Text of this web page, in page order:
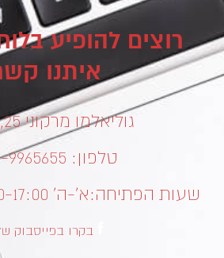
רוצים להופיע
איתנו
גוליאלמו מרקוני 25, חיפה
טלפון: 077-9965655
שעות הפתיחה:א’-ה’ 08:00-17:00
בקרו בפייסבוק